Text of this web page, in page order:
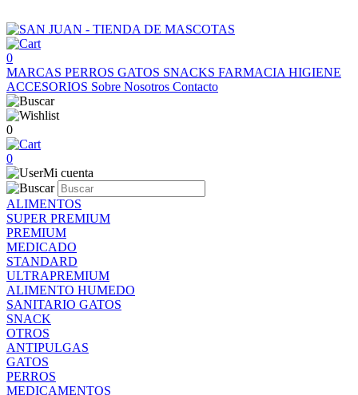
0
MARCAS PERROS GATOS SNACKS FARMACIA HIGIENE
ACCESORIOS Sobre Nosotros Contacto
0
0
Mi cuenta
ALIMENTOS
SUPER PREMIUM
PREMIUM
MEDICADO
STANDARD
ULTRAPREMIUM
ALIMENTO HUMEDO
SANITARIO GATOS
SNACK
OTROS
ANTIPULGAS
GATOS
PERROS
MEDICAMENTOS